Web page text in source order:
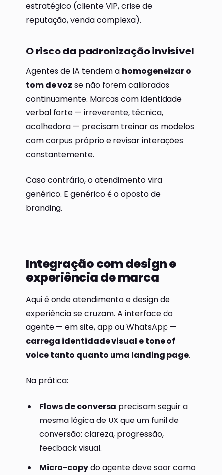
estratégico (cliente VIP, crise de
reputação, venda complexa).
O risco da padronização invisível
Agentes de IA tendem a homogeneizar o
tom de voz se não forem calibrados
continuamente. Marcas com identidade
verbal forte — irreverente, técnica,
acolhedora — precisam treinar os modelos
com corpus próprio e revisar interações
constantemente.
Caso contrário, o atendimento vira
genérico. E genérico é o oposto de
branding.
Integração com design e
experiência de marca
Aqui é onde atendimento e design de
experiência se cruzam. A interface do
agente — em site, app ou WhatsApp —
carrega identidade visual e tone of
voice tanto quanto uma landing page.
Na prática:
Flows de conversa precisam seguir a
mesma lógica de UX que um funil de
conversão: clareza, progressão,
feedback visual.
Micro-copydo agente deve soar como